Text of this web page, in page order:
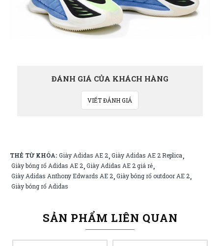
ĐÁNH GIÁ CỦA KHÁCH HÀNG
VIẾT ĐÁNH GIÁ
THẺ TỪ KHÓA: Giày Adidas AE 2,Giày Adidas AE 2 Replica,
Giày bóng rổ Adidas AE 2,Giày Adidas AE 2 giá rẻ,
Giày Adidas Anthony Edwards AE 2,Giày bóng rổ outdoor AE 2,
Giày bóng rổ Adidas
SẢN PHẨM LIÊN QUAN